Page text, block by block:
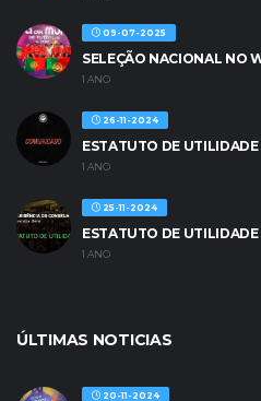
09-07-2025
SELEÇÃO NACIONAL NO
1 ANO
26-11-2024
ESTATUTO DE
1 ANO
25-11-2024
ESTATUTO DE
1 ANO
ÚLTIMAS NOTICIAS
20-11-2024